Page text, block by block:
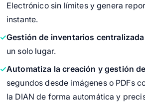
Electrónico sin límites y genera
instante.
Gestión de inventarios
un solo lugar.
Automatiza la creación y gestión
segundos desde imágenes o PDFs
la DIAN de forma automática y